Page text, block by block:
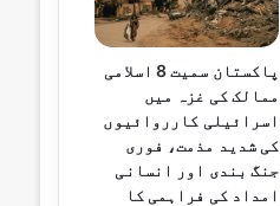
پاکستان سمیت 8 اسلامی
ممالک کی غزہ میں
اسرائیلی کارروائیوں
کی شدید مذمت، فوری
جنگ بندی اور انسانی
امداد کی فراہمی کا